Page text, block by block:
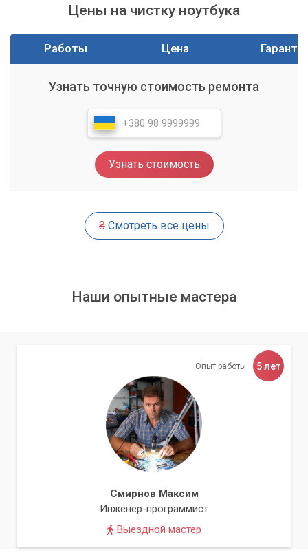
Вентилятор постоянно работает на высоких оборотах
Производительность заметно снизилась – программы
запускаются дольше, игры тормозят.
перезагрузки из-за перегрева.
Если вы наблюдаете хотя бы один из этих симптомов, не
откладывайте визит в сервисный центр.
Чистка радиатора и системы охлаждения в сервисном
центре «Компьютерный Мастер» – это комплексная
Полная разборка корпуса ноутбука для доступа к
Аккуратное удаление пыли с лопастей вентилятора,
радиатора и других внутренних компонентов с
использованием специализированных инструментов
(кисти, сжатый воздух, антистатические средства).
Замена старой термопасты на новую, качественную
термопасту на центральном и графическом
процессорах. Термопаста обеспечивает эффективную
передачу тепла от чипа к радиатору.
Проверка состояния и, при необходимости, замена
термопрокладок.
Тестирование системы охлаждения после сборки для
убеждения в ее правильной работе и низких
Цены на чистку ноутбука
Работы Цена
Узнать точную стоимость ремонта
Узнать стоимость
₴Смотреть все цены
Наши опытные мастера
Опыт работы 5 лет
Смирнов Максим
Инженер-программист
Выездной мастер